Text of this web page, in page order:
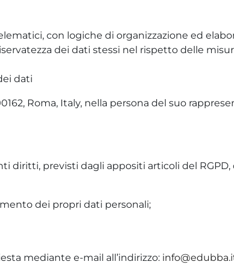
con logiche di organizzazione ed
dei dati stessi nel rispetto delle
dati
Roma, Italy, nella persona del suo
diritti, previsti dagli appositi articoli del
dei propri dati personali;
mediante e-mail all’indirizzo: